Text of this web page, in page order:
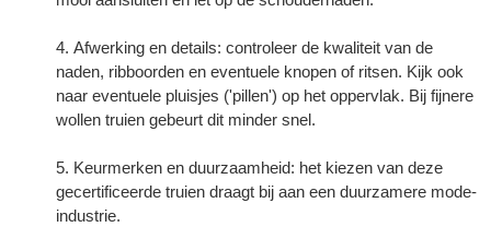
Afwerking en details: controleer de kwaliteit van de
naden, ribboorden en eventuele knopen of ritsen. Kijk ook
naar eventuele pluisjes ('pillen') op het oppervlak. Bij fijnere
wollen truien gebeurt dit minder snel.
Keurmerken en duurzaamheid: het kiezen van deze
gecertificeerde truien draagt bij aan een duurzamere mode-
industrie.